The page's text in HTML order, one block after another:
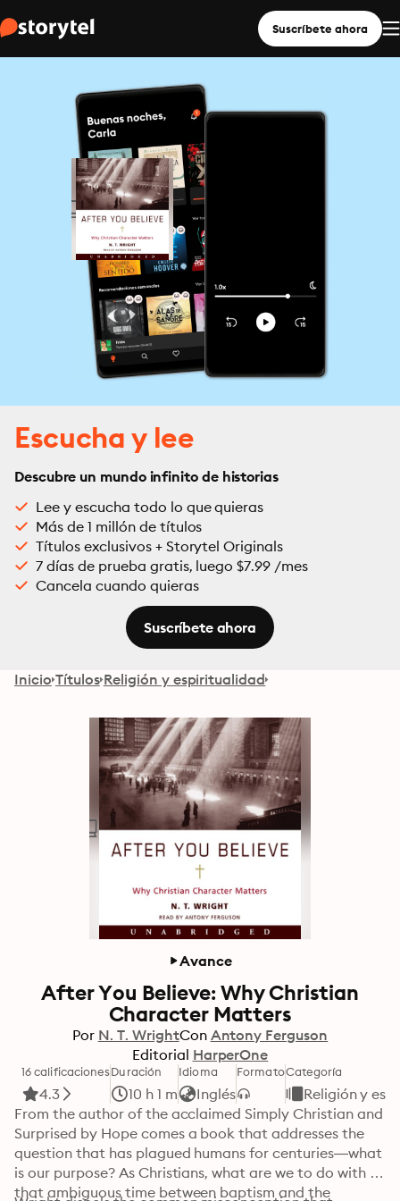
Suscríbete ahora
Escucha y lee
Descubre un mundo infinito de historias
Lee y escucha todo lo que quieras
Más de 1 millón de títulos
Títulos exclusivos + Storytel Originals
7 días de prueba gratis, luego $7.99 /mes
Cancela cuando quieras
Suscríbete ahora
Inicio Títulos Religión y espiritualidad
Avance
After You Believe: Why Christian
Character Matters
Por N. T. WrightCon Antony Ferguson
Editorial HarperOne
16 calificaciones
4.3
Duración
10 h 1 m
Idioma
Inglés
FormatoCategoría
Religión y
From the author of the acclaimed Simply Christian and
Surprised by Hope comes a book that addresses the
question that has plagued humans for centuries—what
is our purpose? As Christians, what are we to do with
that ambiguous time between baptism and the